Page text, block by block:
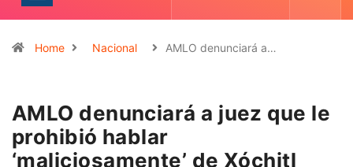
Home Nacional AMLO denunciará a…
AMLO denunciará a juez que le
prohibió hablar
‘maliciosamente’ de Xóchitl